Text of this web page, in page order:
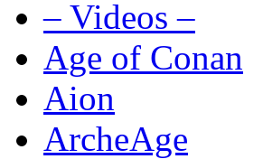
– Videos –
Age of Conan
Aion
ArcheAge